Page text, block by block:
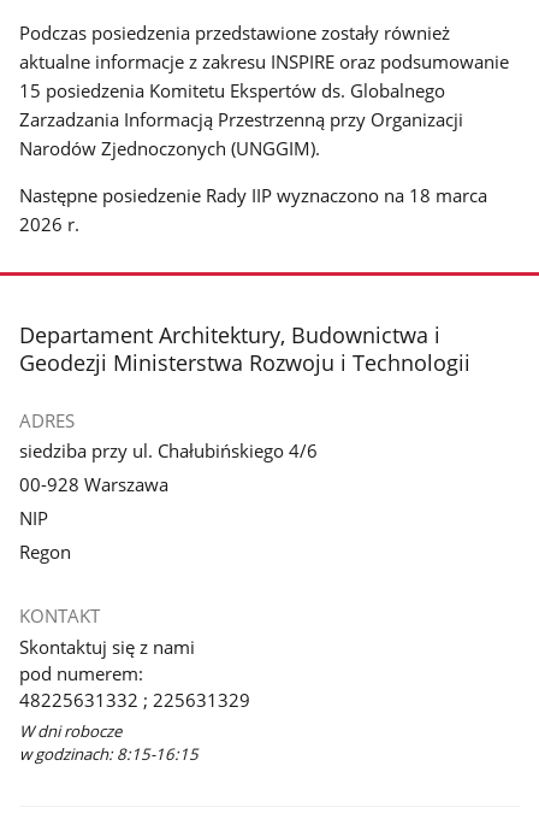
Podczas posiedzenia przedstawione zostały również
aktualne informacje z zakresu INSPIRE oraz podsumowanie
15 posiedzenia Komitetu Ekspertów ds. Globalnego
Zarzadzania Informacją Przestrzenną przy Organizacji
Narodów Zjednoczonych (UNGGIM).
Następne posiedzenie Rady IIP wyznaczono na 18 marca
2026 r.
stopka
Departament Architektury, Budownictwa i
Geodezji Ministerstwa Rozwoju i Technologii
ADRES
siedziba przy ul. Chałubińskiego 4/6
00-928 Warszawa
NIP
Regon
KONTAKT
Skontaktuj się z nami
pod numerem:
48225631332 ; 225631329
W dni robocze
w godzinach: 8:15-16:15